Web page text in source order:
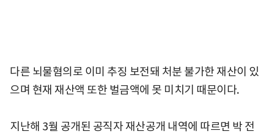
다른 뇌물혐의로 이미 추징 보전돼 처분 불가한 재산이 있
으며 현재 재산액 또한 벌금액에 못 미치기 때문이다.
지난해 3월 공개된 공직자 재산공개 내역에 따르면 박 전